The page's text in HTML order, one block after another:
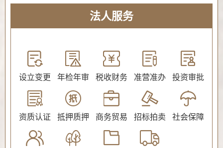
法人服务
设立变更 年检年审 税收财务 准营准办 投资审批
资质认证 抵押质押 商务贸易 招标拍卖 社会保障